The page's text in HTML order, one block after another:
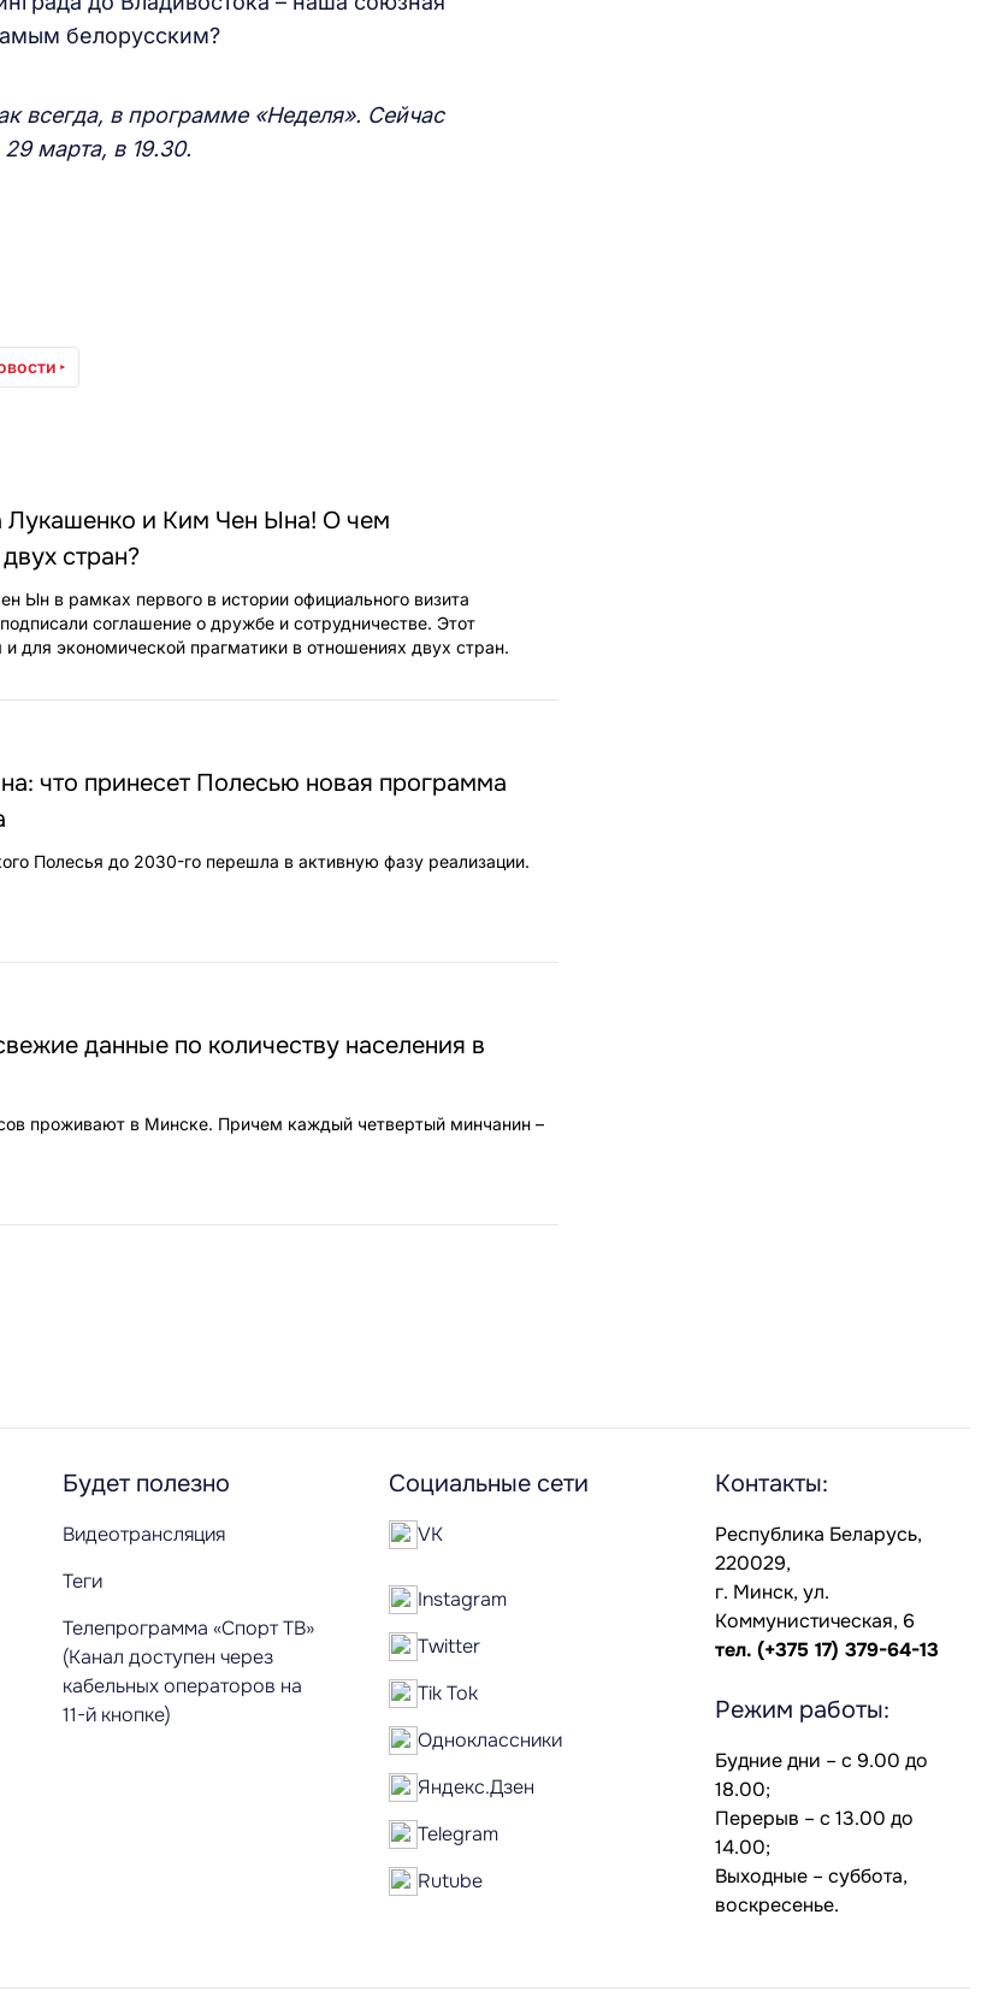
белорусским?
всегда, в программе «Неделя». Сейчас
марта, в 19.30.
Лукашенко и Ким Чен Ына! О чем
стран?
Ын в рамках первого в истории официального визита
соглашение о дружбе и сотрудничестве. Этот
для экономической прагматики в отношениях двух стран.
что принесет Полесью новая программа
Полесья до 2030-го перешла в активную фазу реализации.
данные по количеству населения в
проживают в Минске. Причем каждый четвертый минчанин –
Будет полезно
Видеотрансляция
Теги
Телепрограмма «Спорт ТВ»
(Канал доступен через
кабельных операторов на
11-й кнопке)
Социальные сети
VK
Instagram
Twitter
Tik Tok
Одноклассники
Яндекс.Дзен
Telegram
Rutube
Контакты:
Республика Беларусь,
220029,
г. Минск, ул.
Коммунистическая, 6
тел. (+375 17) 379-64-13
Режим работы:
Будние дни – с 9.00 до
18.00;
Перерыв – с 13.00 до
14.00;
Выходные – суббота,
воскресенье.